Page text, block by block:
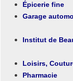
Épicerie fine
Garage
Institut de
Loisirs,
Pharmacie